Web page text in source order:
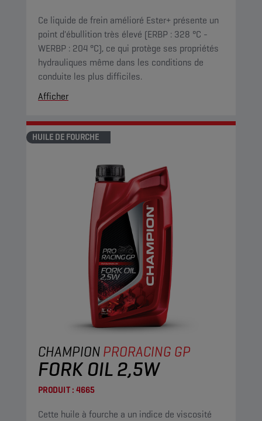
Ce liquide de frein amélioré Ester+ présente un
point d'ébullition très élevé (ERBP : 328 °C -
WERBP : 204 °C), ce qui protège ses propriétés
hydrauliques même dans les conditions de
conduite les plus difficiles.
Afficher
HUILE DE FOURCHE
CHAMPIONPRORACING GP
FORK OIL 2,5W
PRODUIT : 4665
Cette huile à fourche a un indice de viscosité